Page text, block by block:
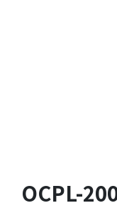
OCPL-